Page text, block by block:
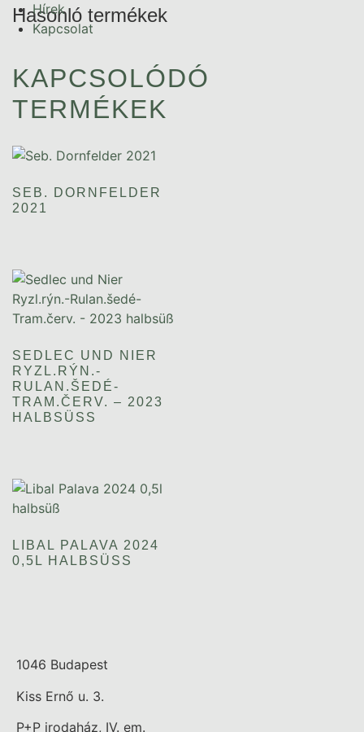
Hírek
Kapcsolat
Hasonló termékek
KAPCSOLÓDÓ
TERMÉKEK
SEB. DORNFELDER
2021
SEDLEC UND NIER
RYZL.RÝN.-
RULAN.ŠEDÉ-
TRAM.ČERV. – 2023
HALBSÜSS
LIBAL PALAVA 2024
0,5L HALBSÜSS
1046 Budapest
Kiss Ernő u. 3.
P+P irodaház, IV. em.